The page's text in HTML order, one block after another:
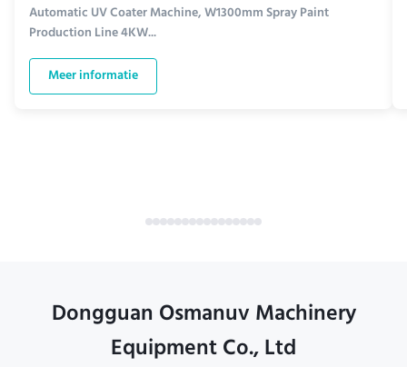
Automatic UV Coater Machine, W1300mm Spray Paint
Production Line 4KW...
Meer informatie
Dongguan Osmanuv Machinery
Equipment Co., Ltd